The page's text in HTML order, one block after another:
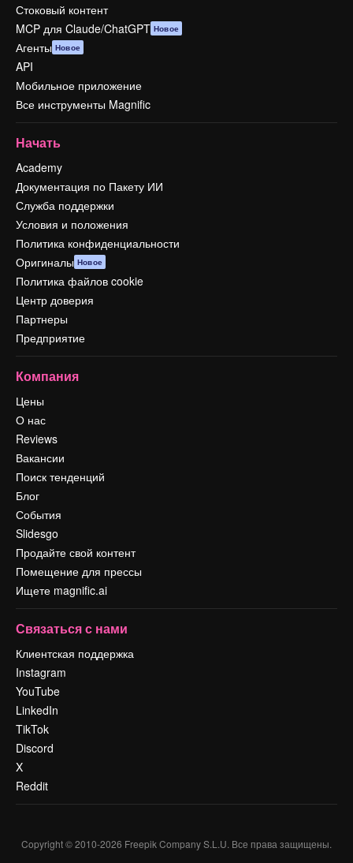
Стоковый контент
MCP для Claude/ChatGPT Новое
Агенты Новое
API
Мобильное приложение
Все инструменты Magnific
Начать
Academy
Документация по Пакету ИИ
Служба поддержки
Условия и положения
Политика конфиденциальности
Оригиналы Новое
Политика файлов cookie
Центр доверия
Партнеры
Предприятие
Компания
Цены
О нас
Reviews
Вакансии
Поиск тенденций
Блог
События
Slidesgo
Продайте свой контент
Помещение для прессы
Ищете magnific.ai
Связаться с нами
Клиентская поддержка
Instagram
YouTube
LinkedIn
TikTok
Discord
X
Reddit
Copyright © 2010-2026 Freepik Company S.L.U. Все права защищены.